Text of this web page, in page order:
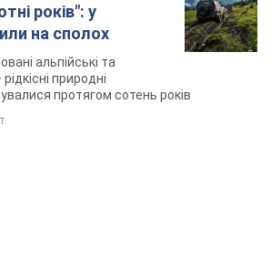
років": у
на сполох
альпійські та
природні
протягом сотень років